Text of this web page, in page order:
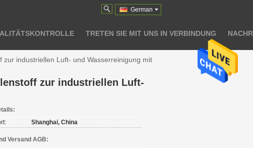
German
TRETEN SIE MIT UNS IN VERBINDUNG
industriellen Luft- und Wasserreinigung mit
zur industriellen Luft-
Shanghai, China
Versand AGB: